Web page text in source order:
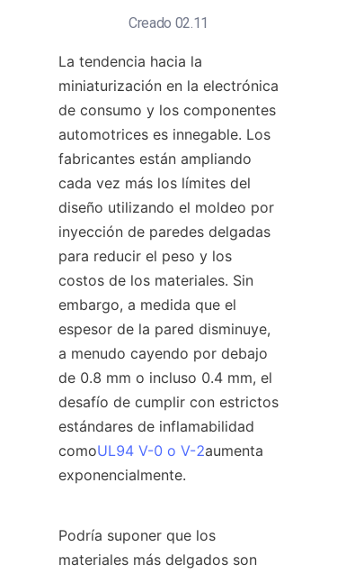
Creado 02.11
La tendencia hacia la
miniaturización en la electrónica
de consumo y los componentes
automotrices es innegable. Los
fabricantes están ampliando
cada vez más los límites del
diseño utilizando el moldeo por
inyección de paredes delgadas
para reducir el peso y los
costos de los materiales. Sin
embargo, a medida que el
espesor de la pared disminuye,
a menudo cayendo por debajo
de 0.8 mm o incluso 0.4 mm, el
desafío de cumplir con estrictos
estándares de inflamabilidad
comoUL94 V-0 o V-2aumenta
exponencialmente.
Podría suponer que los
materiales más delgados son